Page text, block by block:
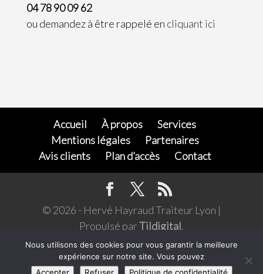
04 78 90 09 62
ou demandez à être rappelé en cliquant ici
Accueil À propos
Services
Mentions légales
Partenaires
Avis clients
Plan d’accès Contact
© 2026 - Hervé Hayraud Traiteur Lyon |
Propulsé parTildigital.
L’abus d'alcool est dangereux pour la santé,
consommer avec modération. Pour votre santé,
Nous utilisons des cookies pour vous garantir la meilleure
expérience sur notre site. Vous pouvez